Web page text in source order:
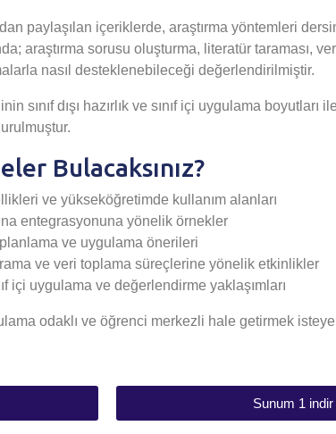
paylaşılan içeriklerde, araştırma yöntemleri
araştırma sorusu oluşturma, literatür taraması,
nasıl desteklenebileceği değerlendirilmiştir.
sınıf dışı hazırlık ve sınıf içi uygulama
Bulacaksınız?
ve yükseköğretimde kullanım alanları
entegrasyonuna yönelik örnekler
ve uygulama önerileri
ve veri toplama süreçlerine yönelik etkinlikler
içi uygulama ve değerlendirme yaklaşımları
odaklı ve öğrenci merkezli hale getirmek
Sunum 1 indir